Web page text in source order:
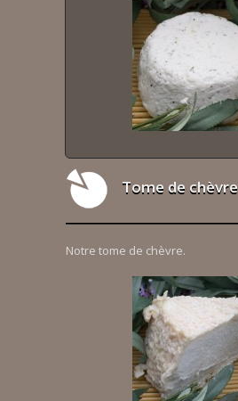
Tome de chèvre
Notre tome de chèvre.